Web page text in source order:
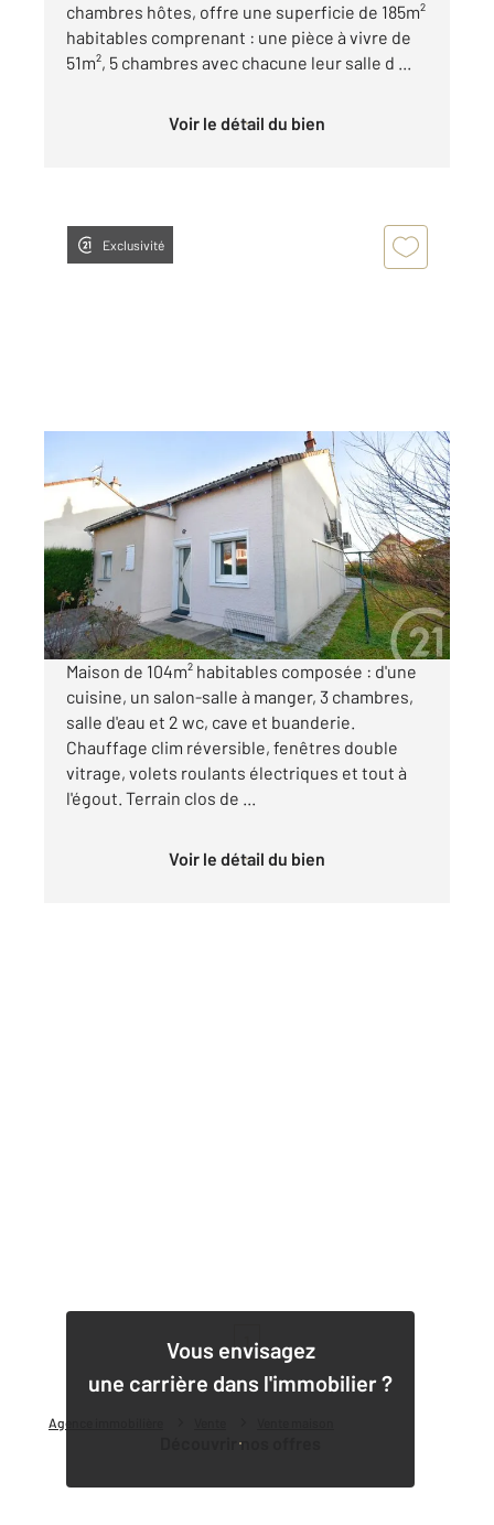
Agence immobilière
chambres hôtes, offre une superficie de 185m²
habitables comprenant : une pièce à vivre de
51m², 5 chambres avec chacune leur salle d ...
Voir le détail du bien
Exclusivité
BOURNONCLE ST PIERRE 43
104 m2, 4 pièces
Ref : 13
Maison à vendre
169 000 €
Visiter le site dédié
Maison de 104m² habitables composée : d'une
cuisine, un salon-salle à manger, 3 chambres,
salle d'eau et 2 wc, cave et buanderie.
Chauffage clim réversible, fenêtres double
vitrage, volets roulants électriques et tout à
l'égout. Terrain clos de ...
Voir le détail du bien
Vous envisagez
une carrière dans l'immobilier ?
Découvrir nos offres
1